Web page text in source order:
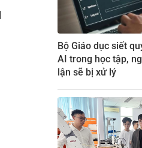
Bộ Giáo dục siết
AI trong học tập,
lận sẽ bị xử lý